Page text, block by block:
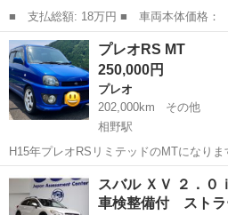
■ 支払総額: 18万円 ■ 車両本体価格： 120,000 円 ■ メーカー
名： スバル ■ 車種名： ステラ ■ グ
インテリアセレクション ■ 排気量：
ミ...
大阪 羽曳野市
プレオRS MT
250,000円
プレオ
202,000km
その他
相野駅
H15年プレオRSリミテッドのMTになりま
使っているので伸びます) アイドリング
す。走り出せば良く効いています。 今
ってます。 興味のあ...
兵庫 加東市
スバル ＸＶ ２．
車検整備付 スト